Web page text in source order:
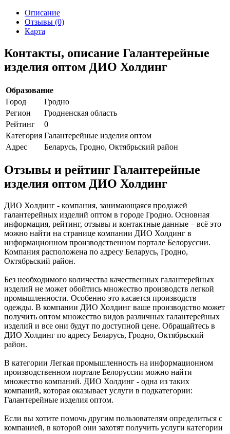
Описание
Отзывы (0)
Карта
Контакты, описание Галантерейные
изделия оптом ДИО Холдинг
Образование
Город
Гродно
Регион
Гродненская область
Рейтинг
0
Категория Галантерейные изделия оптом
Адрес
Беларусь, Гродно, Октябрьский район
Отзывы и рейтинг Галантерейные
изделия оптом ДИО Холдинг
ДИО Холдинг - компания, занимающаяся продажей
галантерейных изделий оптом в городе Гродно. Основная
информация, рейтинг, отзывы и контактные данные – всё это
можно найти на странице компании ДИО Холдинг в
информационном производственном портале Белоруссии.
Компания расположена по адресу Беларусь, Гродно,
Октябрьский район.
Без необходимого количества качественных галантерейных
изделий не может обойтись множество производств легкой
промышленности. Особенно это касается производств
одежды. В компании ДИО Холдинг ваше производство может
получить оптом множество видов различных галантерейных
изделий и все они будут по доступной цене. Обращайтесь в
ДИО Холдинг по адресу Беларусь, Гродно, Октябрьский
район.
В категории Легкая промышленность на информационном
производственном портале Белоруссии можно найти
множество компаний. ДИО Холдинг - одна из таких
компаний, которая оказывает услуги в подкатегории:
Галантерейные изделия оптом.
Если вы хотите помочь другим пользователям определиться с
компанией, в которой они захотят получить услуги категории